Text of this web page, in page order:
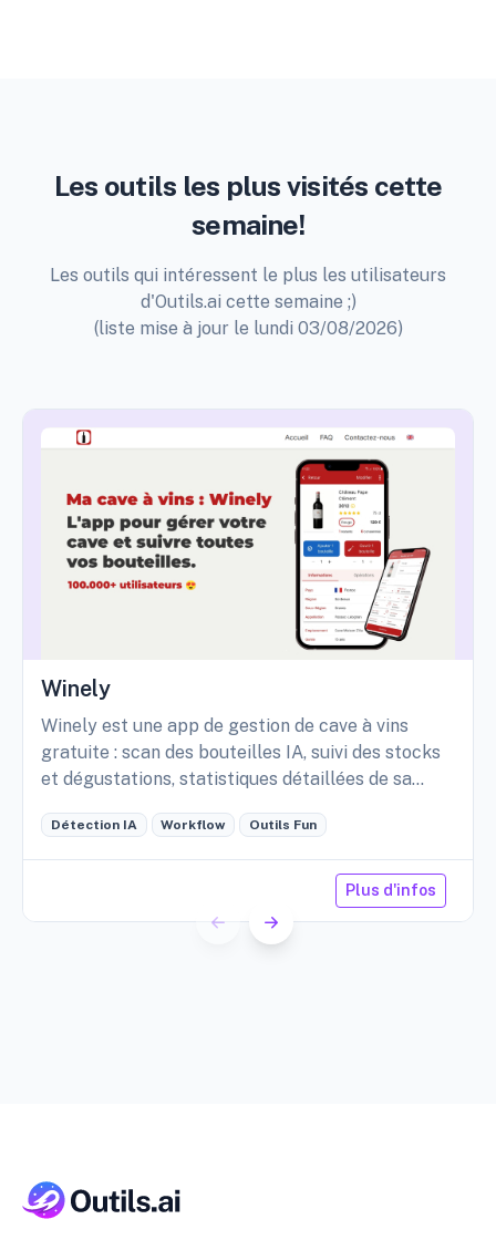
Les outils les plus visités cette
semaine!
Les outils qui intéressent le plus les utilisateurs
d'Outils.ai cette semaine ;)
(liste mise à jour le lundi 03/08/2026)
Winely
Winely est une app de gestion de cave à vins
gratuite : scan des bouteilles IA, suivi des stocks
et dégustations, statistiques détaillées de sa
Détection IA Workflow Outils Fun
Plus d'infos